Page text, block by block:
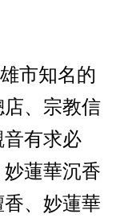
市知名的
、宗教信
有求必
蓮華沉香
、妙蓮華